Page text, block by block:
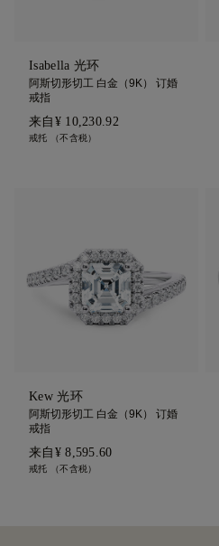
Isabella 光环
阿斯切形切工 白金（9K） 订婚
戒指
来自 ¥ 10,230.92
戒托 （不含税）
Kew 光环
阿斯切形切工 白金（9K） 订婚
戒指
来自 ¥ 8,595.60
戒托 （不含税）